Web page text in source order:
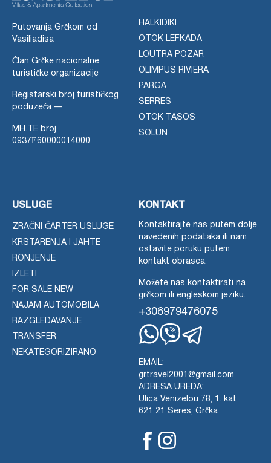
Putovanja Grčkom od
Vasiliadisa
Član Grčke nacionalne
turističke organizacije
Registarski broj turističkog
poduzeća —
MH.TE broj
0937Ε60000014000
HALKIDIKI
OTOK LEFKADA
LOUTRA POZAR
OLIMPUS RIVIERA
PARGA
SERRES
OTOK TASOS
SOLUN
USLUGE
ZRAČNI ČARTER USLUGE
KRSTARENJA I JAHTE
RONJENJE
IZLETI
FOR SALE NEW
NAJAM AUTOMOBILA
RAZGLEDAVANJE
TRANSFER
NEKATEGORIZIRANO
KONTAKT
Kontaktirajte nas putem dolje
navedenih podataka ili nam
ostavite poruku putem
kontakt obrasca.
Možete nas kontaktirati na
grčkom ili engleskom jeziku.
+306979476075
EMAIL:
grtravel2001@gmail.com
ADRESA UREDA:
Ulica Venizelou 78, 1. kat
621 21 Seres, Grčka